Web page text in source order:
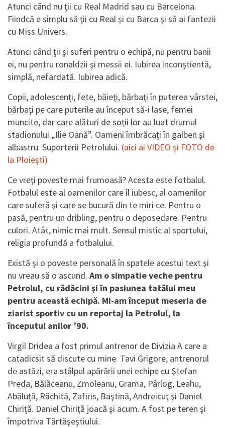
Atunci când nu ţii cu Real Madrid sau cu Barcelona.
Fiindcă e simplu să ţii cu Real şi cu Barca şi să ai fantezii
cu Miss Univers.
Atunci când ţii şi suferi pentru o echipă, nu pentru banii
ei, nu pentru ronaldzii şi messii ei. Iubirea inconştientă,
simplă, nefardată. Iubirea adică.
Copii, adolescenţi, fete, băieţi, bărbaţi în puterea vârstei,
bărbaţi pe care puterile au început să-i lase, femei
muncite, dar care alături de soţii lor au luat drumul
stadionului „Ilie Oană”. Oameni îmbrăcaţi în galben şi
albastru. Suporterii Petrolului. (aici ai VIDEO și FOTO de
la Ploiești)
Ce vreţi poveste mai frumoasă? Acesta este fotbalul.
Fotbalul este al oamenilor care îl iubesc, al oamenilor
care suferă şi care se bucură din te miri ce. Pentru o
pasă, pentru un dribling, pentru o deposedare. Pentru
culori. Atât, nimic mai mult. Sensul mistic al sportului,
religia profundă a fotbalului.
Există şi o poveste personală în spatele acestui text şi
nu vreau să o ascund. Am o simpatie veche pentru
Petrolul, cu rădăcini şi în pasiunea tatălui meu
pentru această echipă. Mi-am început meseria de
ziarist sportiv cu un reportaj la Petrolul, la
începutul anilor ’90.
Virgil Dridea a fost primul antrenor de Divizia A care a
catadicsit să discute cu mine. Tavi Grigore, antrenorul
de astăzi, era stâlpul apărării unei echipe cu Ştefan
Preda, Bălăceanu, Zmoleanu, Grama, Pârlog, Leahu,
Abăluţă, Răchită, Zafiris, Baştină, Andreicuţ şi Daniel
Chiriţă. Daniel Chiriţă joacă şi acum. A fost pe teren şi
împotriva Tărtăşeştiului.